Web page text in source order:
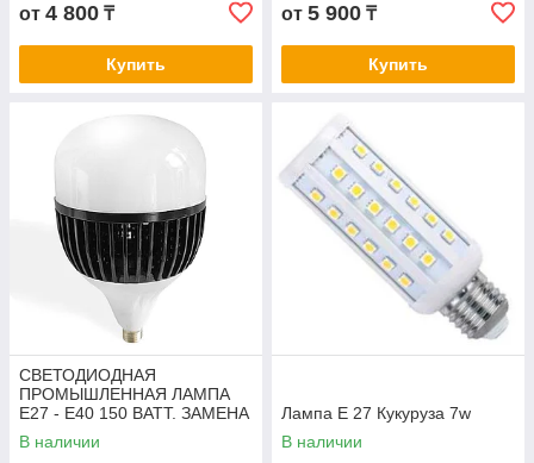
от 4 800 ₸
Купить
от 5 900 ₸
Купить
СВЕТОДИОДНАЯ
ПРОМЫШЛЕННАЯ ЛАМПА
E27 - E40 150 ВАТТ. ЗАМЕНА
ЛАМП ДРЛ, ДНАТ. LED
ЛАМПА E27-E40 150 W.
В наличии
Лампа Е 27 Кукуруза 7w
В наличии